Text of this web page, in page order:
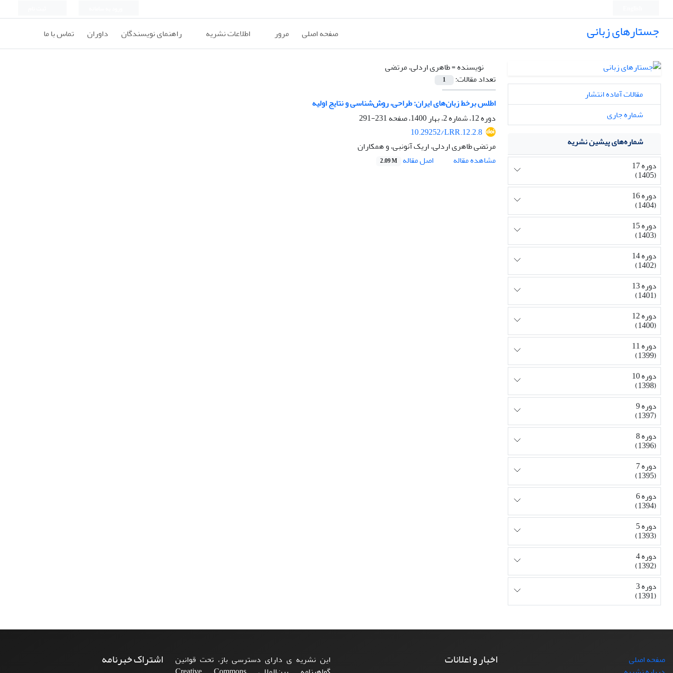
جستارهای زبانی صفحه اصلی مرور اطلاعات نشریه راهنمای نویسندگان داوران تماس با ما
نویسنده =طاهری اردلی، مرتضی
تعداد مقالات:
1
اطلس برخط زبان‌های ایران: طراحی، روش‌شناسی و نتایج اولیه
دوره 12، شماره 2، بهار 1400، صفحه
231-291
10.29252/LRR.12.2.8
مرتضی طاهری اردلی، اریک آنونبی، و همکاران
مشاهده مقاله
اصل مقاله 2.09 M
مقالات آماده انتشار
شماره جاری
شماره‌های پیشین نشریه
دوره 17
(1405)
دوره 16
(1404)
دوره 15
(1403)
دوره 14
(1402)
دوره 13
(1401)
دوره 12
(1400)
دوره 11
(1399)
دوره 10
(1398)
دوره 9
(1397)
دوره 8
(1396)
دوره 7
(1395)
دوره 6
(1394)
دوره 5
(1393)
دوره 4
(1392)
دوره 3
(1391)
صفحه اصلی
اخبار و اعلانات
این نشریه ی دارای دسترسی باز، تحت قوانین
اشتراک خبرنامه